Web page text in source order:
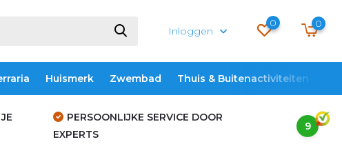
Inloggen
0 0
Huismerk Zwembad Thuis & Buitenactiviteiten
PERSOONLIJKE SERVICE DOOR
EXPERTS
9